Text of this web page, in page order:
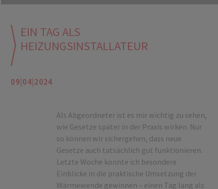
EIN TAG ALS
HEIZUNGSINSTALLATEUR
09|04|2024
Als Abgeordneter ist es mir wichtig zu sehen,
wie Gesetze später in der Praxis wirken. Nur
so können wir sichergehen, dass neue
Gesetze auch tatsächlich gut funktionieren.
Letzte Woche konnte ich besondere
Einblicke in die praktische Umsetzung der
Wärmewende gewinnen – einen Tag lang als